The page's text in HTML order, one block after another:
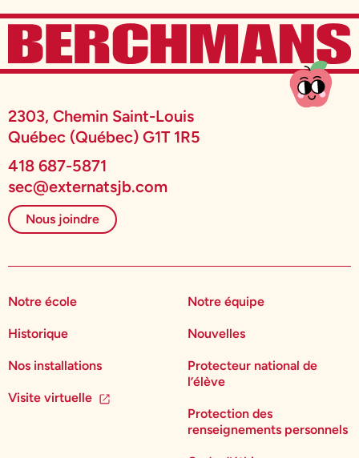
2303, Chemin Saint-Louis
Québec (Québec) G1T 1R5
418 687-5871
sec@externatsjb.com
Nous joindre
Notre école
Historique
Nos installations
Visite virtuelle
Notre équipe
Nouvelles
Protecteur national de
l’élève
Protection des
renseignements personnels